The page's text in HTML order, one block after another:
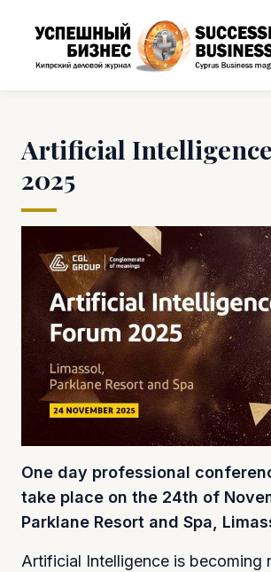
Artificial
2025
One day professional
take place on the 24th of
Parklane Resort and Spa,
Artificial Intelligence is becoming